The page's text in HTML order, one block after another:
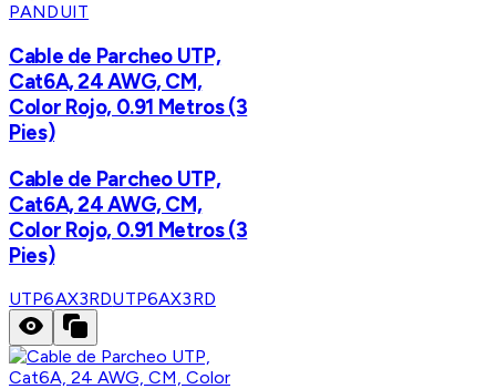
PANDUIT
Cable de Parcheo UTP,
Cat6A, 24 AWG, CM,
Color Rojo, 0.91 Metros (3
Pies)
Cable de Parcheo UTP,
Cat6A, 24 AWG, CM,
Color Rojo, 0.91 Metros (3
Pies)
UTP6AX3RDUTP6AX3RD